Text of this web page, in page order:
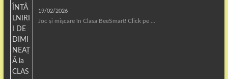
19/02/2026
Joc și mișcare în Clasa BeeSmart! Click pe …